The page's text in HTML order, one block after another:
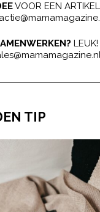
VOOR EEN ARTIKEL
LEUK!
TIP